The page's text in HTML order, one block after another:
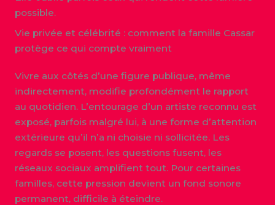
possible.
Vie privée et célébrité : comment la famille Cassar
protège ce qui compte vraiment
Vivre aux côtés d’une figure publique, même
indirectement, modifie profondément le rapport
au quotidien. L’entourage d’un artiste reconnu est
exposé, parfois malgré lui, à une forme d’attention
extérieure qu’il n’a ni choisie ni sollicitée. Les
regards se posent, les questions fusent, les
réseaux sociaux amplifient tout. Pour certaines
familles, cette pression devient un fond sonore
permanent, difficile à éteindre.